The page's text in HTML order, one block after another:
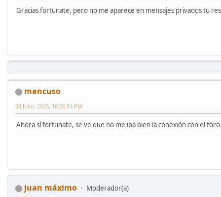
Gracias fortunate, pero no me aparece en mensajes privados tu
mancuso
08 Julio, 2025, 18:26:54 PM
Ahora sí fortunate, se ve que no me iba bien la conexión con el
juan máximo Moderador(a)